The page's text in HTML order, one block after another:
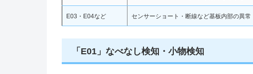
E03・E04など センサーショート・断線など基板内部の異常
「E01」なべなし検知・小物検知